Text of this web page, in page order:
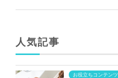
人気記事
お役立ちコンテンツ